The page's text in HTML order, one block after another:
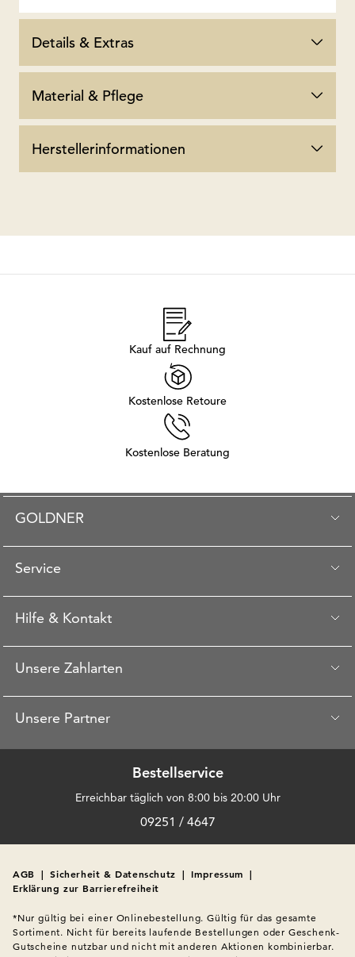
Details & Extras
Material & Pflege
Herstellerinformationen
Kauf auf Rechnung
Kostenlose Retoure
Kostenlose Beratung
GOLDNER
Service
Hilfe & Kontakt
Unsere Zahlarten
Unsere Partner
Bestellservice
Erreichbar täglich von 8:00 bis 20:00 Uhr
09251 / 4647
AGB | Sicherheit & Datenschutz | Impressum |
Erklärung zur Barrierefreiheit
*Nur gültig bei einer Onlinebestellung. Gültig für das gesamte
Sortiment. Nicht für bereits laufende Bestellungen oder Geschenk-
Gutscheine nutzbar und nicht mit anderen Aktionen kombinierbar.